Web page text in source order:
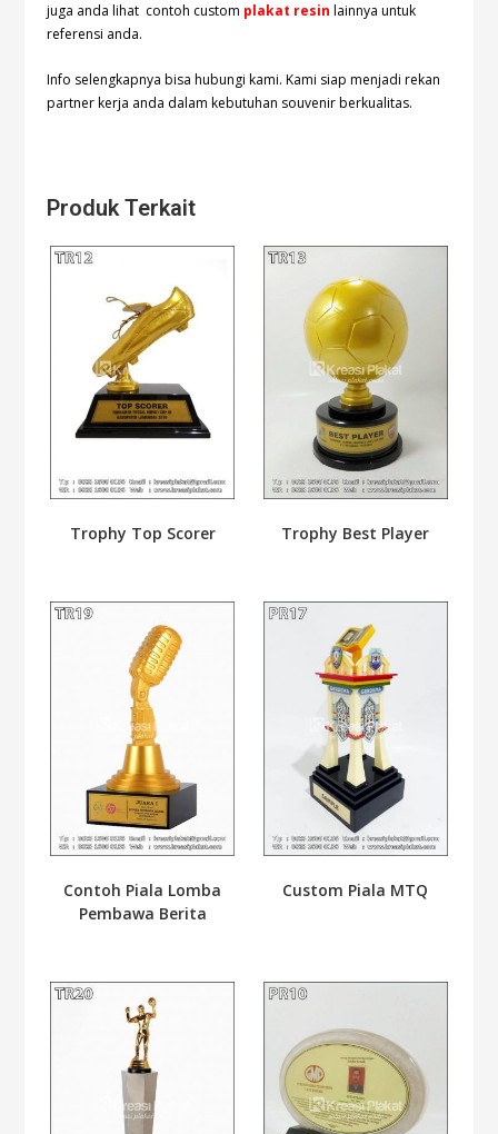
juga anda lihat contoh custom plakat resin lainnya untuk
referensi anda.
Info selengkapnya bisa hubungikami. Kami siap menjadi rekan
partner kerja anda dalam kebutuhan souvenir berkualitas.
Produk Terkait
Trophy Top Scorer Trophy Best Player
Contoh Piala Lomba
Pembawa Berita
Custom Piala MTQ